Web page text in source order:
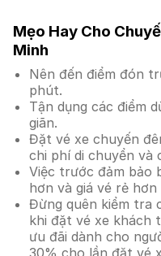
Mẹo Hay Cho
Minh
Nên đến điểm đón
phút.
Tận dụng các điểm
giãn.
Đặt vé xe chuyến
chi phí di chuyển và
Việc trước đảm bảo
hơn và giá vé rẻ hơn
Đừng quên kiểm tra
khi đặt vé xe khách
ưu đãi dành cho
30% cho lần đặt vé